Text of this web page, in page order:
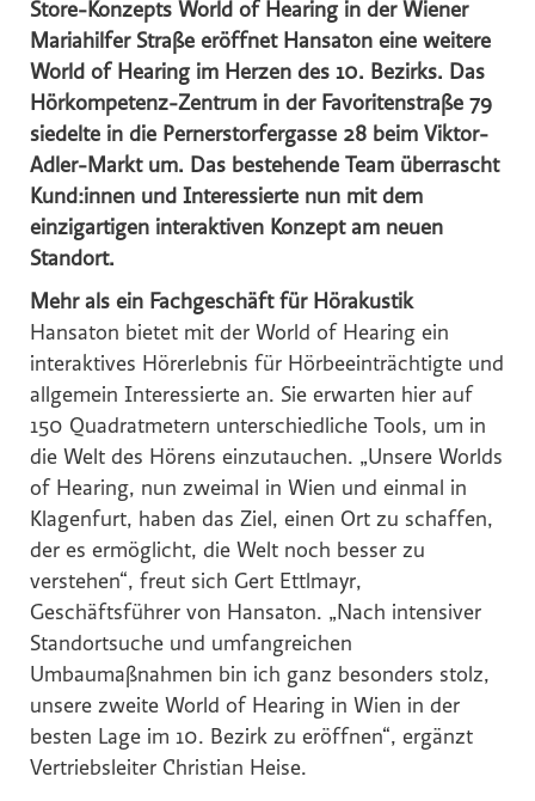
TYROLIT
Zukunftsbüro ZTB
(f)acts p8 digital
Tiroler Gebietskrankenkasse
IWO - Institut für Wärme und Öltechnik
z.l.ö. - zukunft.lehre.österreich.
VOLKSBANK
SPARDA-BANK
Mozart
Hochriegl
Eurest
Purina
White Claw
Personalshop
Rohrdorfer
P.M. Mounier
Eccovia
Dreep
Store-Konzepts World of Hearing in der Wiener
Mariahilfer Straße eröffnet Hansaton eine weitere
World of Hearing im Herzen des 10. Bezirks. Das
Hörkompetenz-Zentrum in der Favoritenstraße 79
siedelte in die Pernerstorfergasse 28 beim Viktor-
Adler-Markt um. Das bestehende Team überrascht
Kund:innen und Interessierte nun mit dem
einzigartigen interaktiven Konzept am neuen
Standort.
Mehr als ein Fachgeschäft für Hörakustik
Hansaton bietet mit der World of Hearing ein
interaktives Hörerlebnis für Hörbeeinträchtigte und
allgemein Interessierte an. Sie erwarten hier auf
150 Quadratmetern unterschiedliche Tools, um in
die Welt des Hörens einzutauchen. „Unsere Worlds
of Hearing, nun zweimal in Wien und einmal in
Klagenfurt, haben das Ziel, einen Ort zu schaffen,
der es ermöglicht, die Welt noch besser zu
verstehen“, freut sich Gert Ettlmayr,
Geschäftsführer von Hansaton. „Nach intensiver
Standortsuche und umfangreichen
Umbaumaßnahmen bin ich ganz besonders stolz,
unsere zweite World of Hearing in Wien in der
besten Lage im 10. Bezirk zu eröffnen“, ergänzt
Vertriebsleiter Christian Heise.